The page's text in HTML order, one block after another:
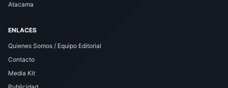
Atacama
ENLACES
Quienes Somos / Equipo Editorial
Contacto
Media Kit